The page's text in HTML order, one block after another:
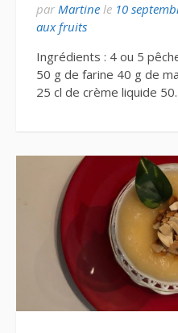
par Martine le 10
aux fruits
Ingrédients : 4 ou 5
50 g de farine 40 g de
25 cl de crème liquide